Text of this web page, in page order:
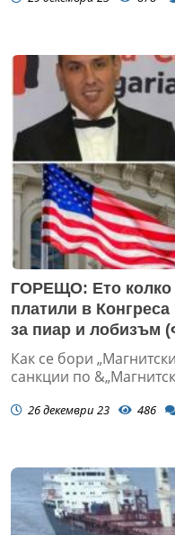
ГОРЕЩО: Ето колко
платили в
за пиар и
Как се бори
санкции по
26 декември 23 486